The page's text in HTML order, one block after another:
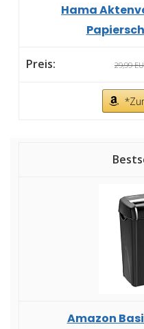
Hama
29,99
Amazon